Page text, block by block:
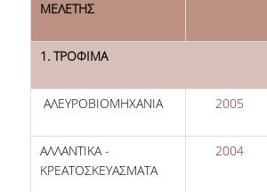
ΜΕΛΕΤΗΣ
1. ΤΡΟΦΙΜΑ
ΑΛΕΥΡΟΒΙΟΜΗΧΑΝΙΑ 2005
ΑΛΛΑΝΤΙΚΑ -
ΚΡΕΑΤΟΣΚΕΥΑΣΜΑΤΑ
2004